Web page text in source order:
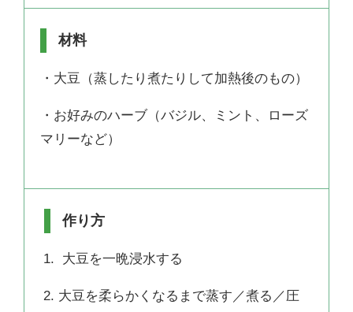
材料
・大豆（蒸したり煮たりして加熱後のもの）
・お好みのハーブ（バジル、ミント、ローズ
マリーなど）
作り方
大豆を一晩浸水する
大豆を柔らかくなるまで蒸す／煮る／圧